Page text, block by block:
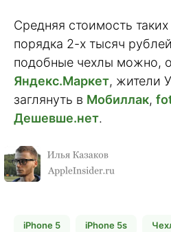
Средняя стоимость
порядка 2-х тысяч
подобные чехлы можно,
Яндекс.Маркет, жители
заглянуть в Мобиллак,
Дешевше.нет.
iPhone 5 iPhone 5s